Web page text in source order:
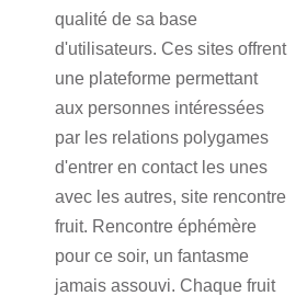
qualité de sa base
d'utilisateurs. Ces sites offrent
une plateforme permettant
aux personnes intéressées
par les relations polygames
d'entrer en contact les unes
avec les autres, site rencontre
fruit. Rencontre éphémère
pour ce soir, un fantasme
jamais assouvi. Chaque fruit